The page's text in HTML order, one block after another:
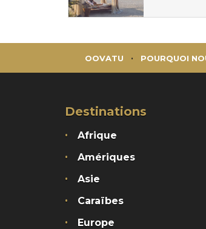
OOVATU POURQUOI
Destinations
Afrique
Amériques
Asie
Caraïbes
Europe